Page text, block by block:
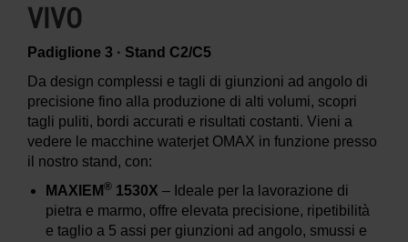
VIVO
Padiglione 3 · Stand C2/C5
Da design complessi e tagli di giunzioni ad angolo di
precisione fino alla produzione di alti volumi, scopri
tagli puliti, bordi accurati e risultati costanti. Vieni a
vedere le macchine waterjet OMAX in funzione presso
il nostro stand, con:
MAXIEM ® 1530X – Ideale per la lavorazione di
pietra e marmo, offre elevata precisione, ripetibilità
e taglio a 5 assi per giunzioni ad angolo, smussi e